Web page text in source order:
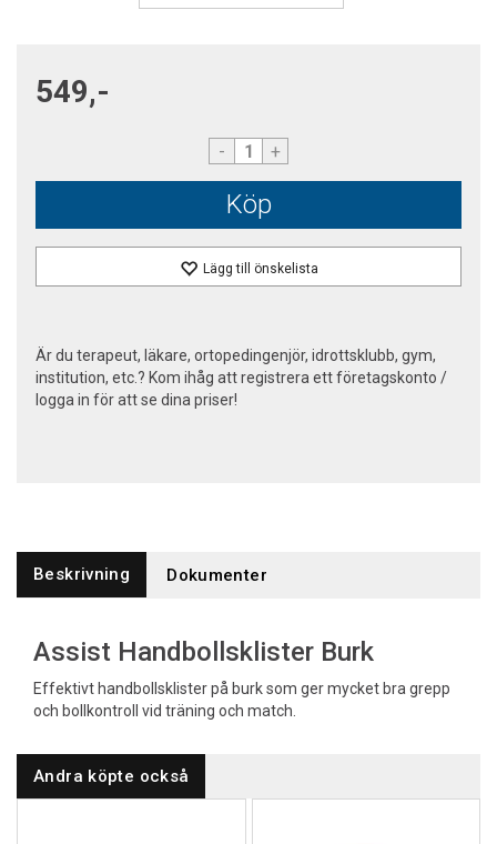
549,-
- +
Köp
Lägg till önskelista
Är du terapeut, läkare, ortopedingenjör, idrottsklubb, gym,
institution, etc.? Kom ihåg att registrera ett företagskonto /
logga in för att se dina priser!
Beskrivning Dokumenter
Assist Handbollsklister Burk
Effektivt handbollsklister på burk som ger mycket bra grepp
och bollkontroll vid träning och match.
Andra köpte också